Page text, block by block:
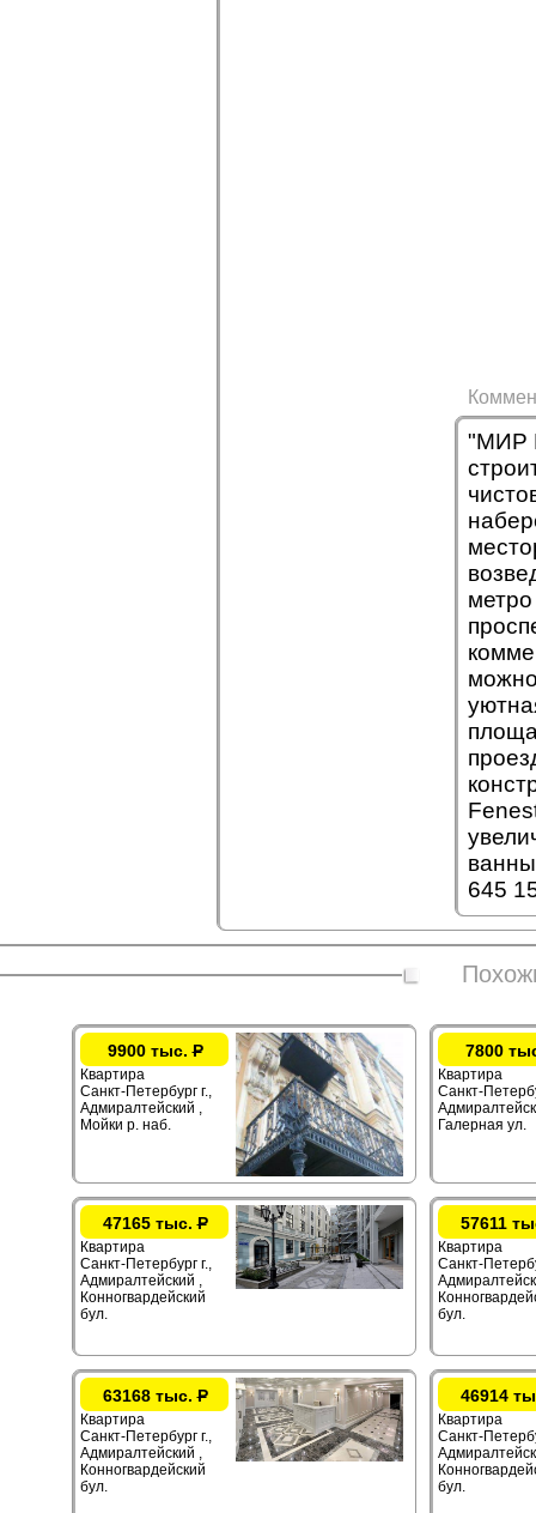
"МИР
645
9900 тыс.Р
Квартира
Санкт-Петербург г.,
Адмиралтейский ,
Мойки р. наб.
7800
Квартира
Санкт-
Галерная ул.
47165 тыс.Р
Квартира
Санкт-Петербург г.,
Адмиралтейский ,
Конногвардейский
бул.
57611
Квартира
Санкт-
бул.
63168 тыс.Р
Квартира
Санкт-Петербург г.,
Адмиралтейский ,
Конногвардейский
бул.
46914
Квартира
Санкт-
бул.